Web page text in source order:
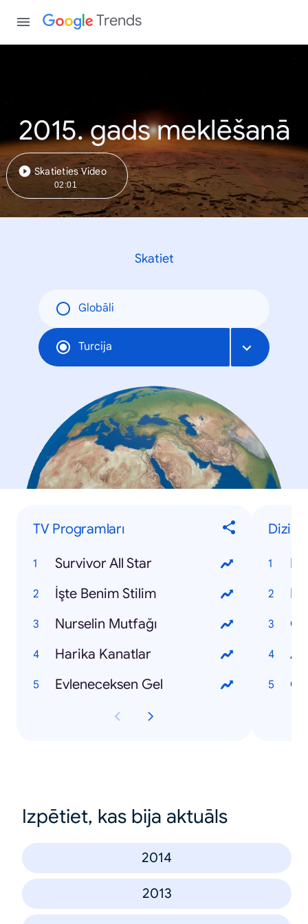
Trends
2015. gads meklēšanā
Skatieties Video
02:01
Skatiet
Globāli
Turcija
TV Programları
Survivor All Star
İşte Benim Stilim
Nurselin Mutfağı
Harika Kanatlar
Evleneceksen Gel
Dizi
Izpētiet, kas bija aktuāls
2014
2013